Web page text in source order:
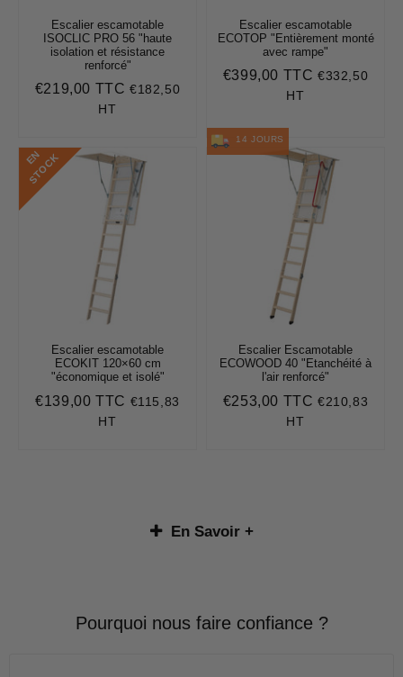
Escalier escamotable
ISOCLIC PRO 56 "haute
isolation et résistance
renforcé"
Prix
€219,00 TTC €219,00
€182,50
HT
Escalier escamotable
ECOTOP "Entièrement monté
avec rampe"
Prix
€399,00 TTC €399,00
€332,50
HT
E
N
S
T
O
C
K
Escalier escamotable
ECOKIT 120×60 cm
"économique et isolé"
Prix
€139,00 TTC €139,00
€115,83
HT
14 JOURS
Escalier Escamotable
ECOWOOD 40 "Etanchéité à
l'air renforcé"
Prix
€253,00 TTC €253,00
€210,83
HT
En Savoir +
escaliers escamotables sont des équipements
Pourquoi nous faire confiance ?